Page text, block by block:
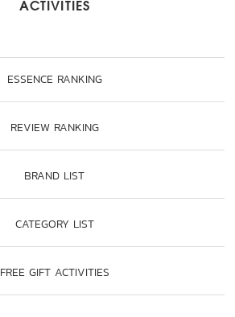
ACTIVITIES
ESSENCE RANKING
REVIEW RANKING
BRAND LIST
CATEGORY LIST
FREE GIFT ACTIVITIES